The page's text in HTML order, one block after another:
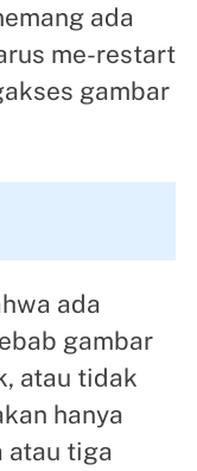
ada
me-restart
gambar
ada
gambar
atau tidak
hanya
atau tiga